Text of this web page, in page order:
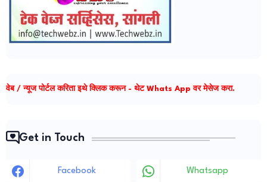
वेब / न्यूज पोर्टल करिता इथे क्लिक करून - थेट Whats App वर मेसेज करा.
Get in Touch
Facebook Whatsapp